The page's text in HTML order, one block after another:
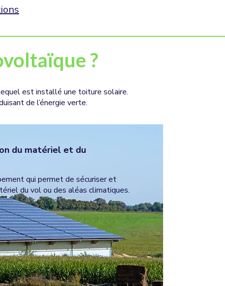
?
est installé une toiture solaire.
de l’énergie verte.
qui permet de sécuriser et
du vol ou des aléas climatiques.
du matériel et du